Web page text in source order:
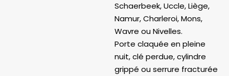
Schaerbeek, Uccle, Liège,
Namur, Charleroi, Mons,
Wavre ou Nivelles.
Porte claquée en pleine
nuit, clé perdue, cylindre
grippé ou serrure fracturée